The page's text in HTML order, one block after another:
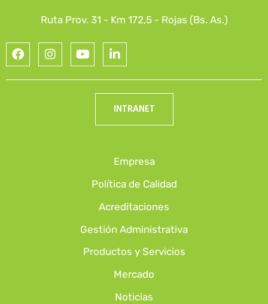
Ruta Prov. 31 - Km 172,5 - Rojas (Bs. As.)
INTRANET
Empresa
Política de Calidad
Acreditaciones
Gestión Administrativa
Productos y Servicios
Mercado
Noticias